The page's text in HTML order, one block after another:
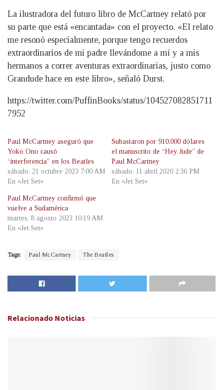
La ilustradora del futuro libro de McCartney relató por
su parte que está «encantada» con el proyecto. «El relato
me resonó especialmente, porque tengo recuerdos
extraordinarios de mi padre llevándome a mí y a mis
hermanos a correr aventuras extraordinarias, justo como
Grandude hace en este libro», señaló Durst.
https://twitter.com/PuffinBooks/status/104527082851711
7952
Paul McCartney aseguró que
Yoko Ono causó
“interferencia” en los Beatles
sábado, 21 octubre 2023 7:00 AM
En «Jet Set»
Subastaron por 910.000 dólares
el manuscrito de “Hey Jude” de
Paul McCartney
sábado, 11 abril 2020 2:36 PM
En «Jet Set»
Paul McCartney confirmó que
vuelve a Sudamérica
martes, 8 agosto 2023 10:19 AM
En «Jet Set»
Tags: Paul McCartney The Beatles
Relacionado Noticias